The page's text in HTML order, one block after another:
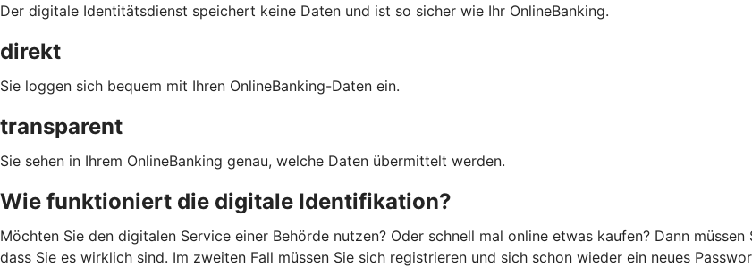
Der digitale Identitätsdienst speichert keine Daten und ist so sicher wie Ihr OnlineBanking.
direkt
Sie loggen sich bequem mit Ihren OnlineBanking-Daten ein.
transparent
Sie sehen in Ihrem OnlineBanking genau, welche Daten übermittelt werden.
Wie funktioniert die digitale Identifikation?
Möchten Sie den digitalen Service einer Behörde nutzen? Oder schnell mal online etwas kaufen? Dann
dass Sie es wirklich sind. Im zweiten Fall müssen Sie sich registrieren und sich schon wieder ein neues